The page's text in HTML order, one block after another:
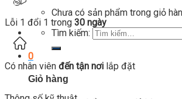
Chưa có sản phẩm trong giỏ
Tìm kiếm:
0
Giỏ hàng
Lỗi 1 đổi 1 trong 30 ngày
Có nhân viên đến tận nơi lắp đặt